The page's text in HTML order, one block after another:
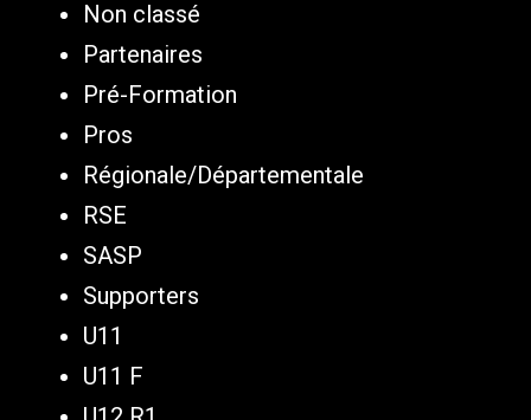
Non classé
Partenaires
Pré-Formation
Pros
Régionale/Départementale
RSE
SASP
Supporters
U11
U11 F